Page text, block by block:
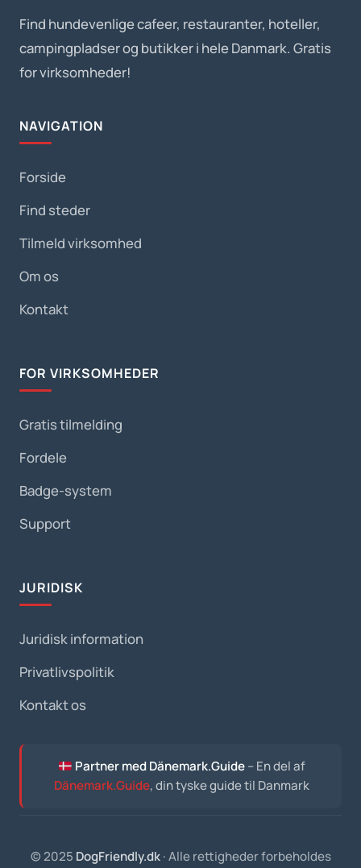
Find hundevenlige cafeer, restauranter, hoteller,
campingpladser og butikker i hele Danmark. Gratis
for virksomheder!
NAVIGATION
Forside
Find steder
Tilmeld virksomhed
Om os
Kontakt
FOR VIRKSOMHEDER
Gratis tilmelding
Fordele
Badge-system
Support
JURIDISK
Juridisk information
Privatlivspolitik
Kontakt os
Partner med Dänemark.Guide– En del af
Dänemark.Guide, din tyske guide til Danmark
© 2025 DogFriendly.dk· Alle rettigheder forbeholdes